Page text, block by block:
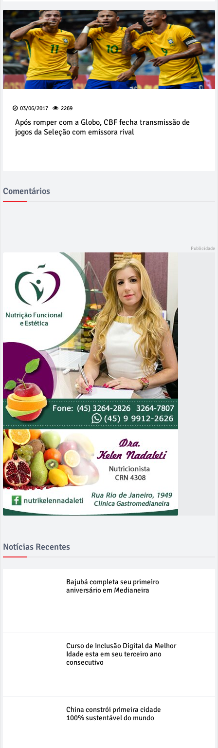
03/06/2017 2269
Após romper com a Globo, CBF fecha transmissão de
jogos da Seleção com emissora rival
Comentários
Notícias Recentes
Bajubá completa seu primeiro
aniversário em Medianeira
Curso de Inclusão Digital da Melhor
Idade esta em seu terceiro ano
consecutivo
China constrói primeira cidade
100% sustentável do mundo